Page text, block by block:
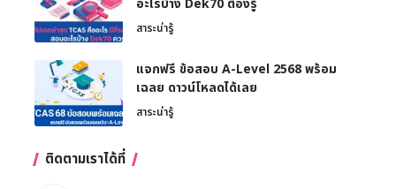
อะไรบ้าง Dek70 ต้องรู้
สาระน่ารู้
แจกฟรี ข้อสอบ A-Level 2568 พร้อม
เฉลย ดาวน์โหลดได้เลย
สาระน่ารู้
ติดตามเราได้ที่